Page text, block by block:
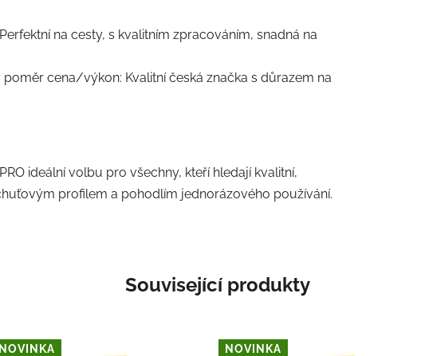
na cesty, s kvalitním zpracováním, snadná na
cena/výkon: Kvalitní česká značka s důrazem na
ideální volbu pro všechny, kteří hledají kvalitní,
profilem a pohodlím jednorázového používání.
Související produkty
NOVINKA NOVINKA